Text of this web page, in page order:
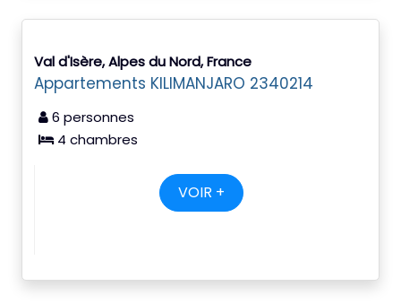
Val d'Isère, Alpes du Nord, France
Appartements KILIMANJARO 2340214
6 personnes
4 chambres
VOIR +